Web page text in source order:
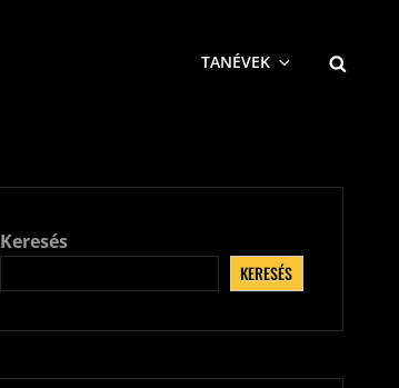
TANÉVEK
Keresés
KERESÉS